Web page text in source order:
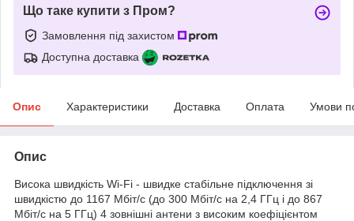
Що таке купити з Пром?
Замовлення під захистом
Доступна доставка
Опис Характеристики Доставка Оплата Умови
Опис
Висока швидкість Wi-Fi - швидке стабільне підключення зі
швидкістю до 1167 Мбіт/с (до 300 Мбіт/с на 2,4 ГГц і до 867
Мбіт/с на 5 ГГц) 4 зовнішні антени з високим коефіцієнтом